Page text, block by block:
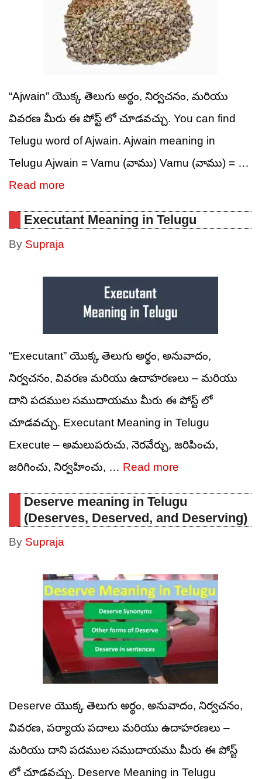
“Ajwain” యొక్క తెలుగు అర్థం, నిర్వచనం, మరియు
వివరణ మీరు ఈ పోస్ట్ లో చూడవచ్చు. You can find
Telugu word of Ajwain. Ajwain meaning in
Telugu Ajwain = Vamu (వాము) Vamu (వాము) = …
Read more
Executant Meaning in Telugu
By Supraja
“Executant” యొక్క తెలుగు అర్థం, అనువాదం,
నిర్వచనం, వివరణ మరియు ఉదాహరణలు – మరియు
దాని పదముల సముదాయము మీరు ఈ పోస్ట్ లో
చూడవచ్చు. Executant Meaning in Telugu
Execute – అమలుపరుచు, నెరవేర్చు, జరిపించు,
జరిగించు, నిర్వహించు, … Read more
Deserve meaning in Telugu
(Deserves, Deserved, and Deserving)
By Supraja
Deserve యొక్క తెలుగు అర్థం, అనువాదం, నిర్వచనం,
వివరణ, పర్యాయ పదాలు మరియు ఉదాహరణలు –
మరియు దాని పదముల సముదాయము మీరు ఈ పోస్ట్
లో చూడవచ్చు. Deserve Meaning in Telugu